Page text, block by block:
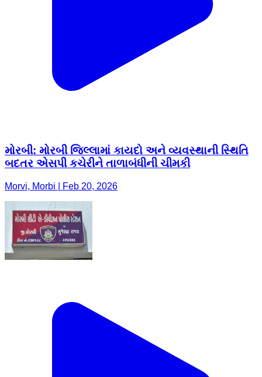
મોરબી: મોરબી જિલ્લામાં કાયદો અને વ્યવસ્થાની સ્થિતિ
બદતર એસપી કચેરીને તાળાબંધીની ચીમકી
Morvi, Morbi | Feb 20, 2026